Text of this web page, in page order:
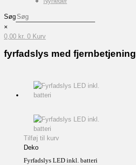
Søg
×
0,00 kr. 0 Kurv
fyrfadslys med fjernbetjening
Tilføj til kurv
Deko
Fyrfadslys LED inkl. batteri